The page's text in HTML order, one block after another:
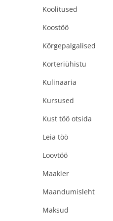
Koolitused
Koostöö
Kõrgepalgalised
Korteriühistu
Kulinaaria
Kursused
Kust töö otsida
Leia töö
Loovtöö
Maakler
Maandumisleht
Maksud